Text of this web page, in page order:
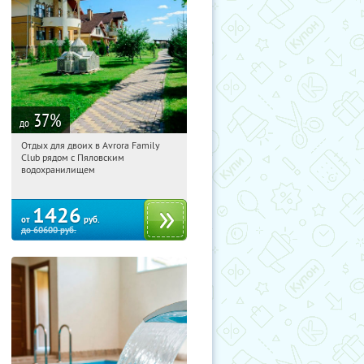
до 37%
19:38:17 Купили:
Московская обл., Мытищинский р-н,
Отдых для двоих в Avrora Family
Club рядом с Пяловским
водохранилищем
от 1426 руб.
до60600руб.